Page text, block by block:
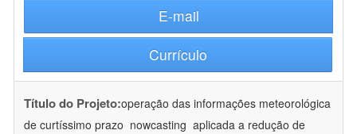
E-mail
Currículo
Título do Projeto:operação das informações meteorológica
de curtíssimo prazo  nowcasting  aplicada a redução de